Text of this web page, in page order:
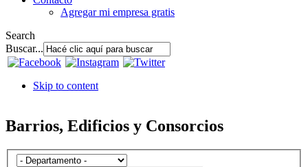
Agregar mi empresa gratis
Search
Buscar...
Skip to content
Barrios, Edificios y Consorcios